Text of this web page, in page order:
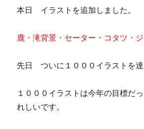
本日 イラストを追加しました。
鹿・滝背景・セーター・コタツ・
先日 ついに１０００イラストを達
１０００イラストは今年の目標だ
れしいです。